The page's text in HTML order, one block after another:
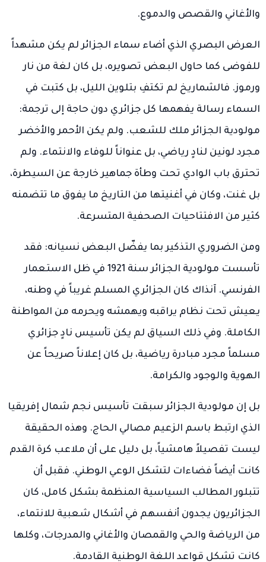
والأغاني والقصص والدموع.
العرض البصري الذي أضاء سماء الجزائر لم يكن مشهداً
للفوضى كما حاول البعض تصويره، بل كان لغة من نار
ورموز. فالشماريخ لم تكتفِ بتلوين الليل، بل كتبت في
السماء رسالة يفهمها كل جزائري دون حاجة إلى ترجمة:
مولودية الجزائر ملك للشعب. ولم يكن الأحمر والأخضر
مجرد لونين لنادٍ رياضي، بل عنواناً للوفاء والانتماء. ولم
تحترق باب الوادي تحت وطأة جماهير خارجة عن السيطرة،
بل غنت، وكان في أغنيتها من التاريخ ما يفوق ما تتضمنه
كثير من الافتتاحيات الصحفية المتسرعة.
ومن الضروري التذكير بما يفضّل البعض نسيانه: فقد
تأسست مولودية الجزائر سنة 1921 في ظل الاستعمار
الفرنسي. آنذاك كان الجزائري المسلم غريباً في وطنه،
يعيش تحت نظام يراقبه ويهمشه ويحرمه من المواطنة
الكاملة. وفي ذلك السياق لم يكن تأسيس نادٍ جزائري
مسلماً مجرد مبادرة رياضية، بل كان إعلاناً صريحاً عن
الهوية والوجود والكرامة.
بل إن مولودية الجزائر سبقت تأسيس نجم شمال إفريقيا
الذي ارتبط باسم الزعيم مصالي الحاج. وهذه الحقيقة
ليست تفصيلاً هامشياً، بل دليل على أن ملاعب كرة القدم
كانت أيضاً فضاءات لتشكل الوعي الوطني. فقبل أن
تتبلور المطالب السياسية المنظمة بشكل كامل، كان
الجزائريون يجدون أنفسهم في أشكال شعبية للانتماء،
من الرياضة والحي والقمصان والأغاني والمدرجات، وكلها
كانت تشكل قواعد اللغة الوطنية القادمة.